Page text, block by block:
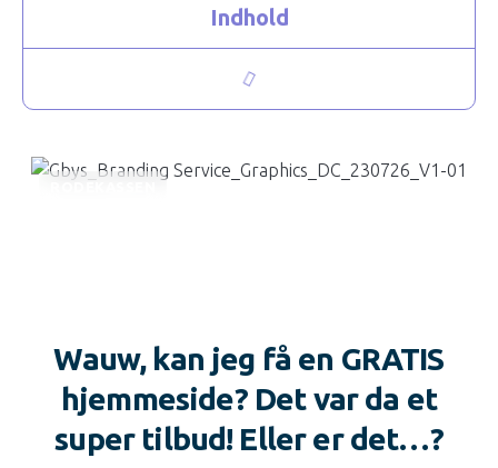
Indhold
Wauw, kan jeg få en GRATIS
hjemmeside? Det var da et
super tilbud! Eller er det…?